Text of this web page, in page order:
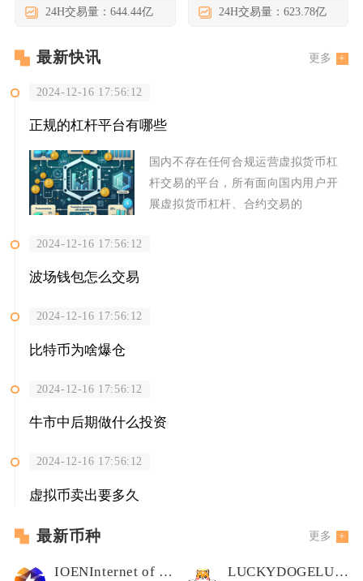
24H交易量：644.44亿 24H交易量：623.78亿
最新快讯 更多
2024-12-16 17:56:12
正规的杠杆平台有哪些
国内不存在任何合规运营虚拟货币杠
杆交易的平台，所有面向国内用户开
展虚拟货币杠杆、合约交易的
2024-12-16 17:56:12
波场钱包怎么交易
2024-12-16 17:56:12
比特币为啥爆仓
2024-12-16 17:56:12
牛市中后期做什么投资
2024-12-16 17:56:12
虚拟币卖出要多久
最新币种 更多
IOENInternet of Energy Network LUCKYDOGELUCKYDOGE币